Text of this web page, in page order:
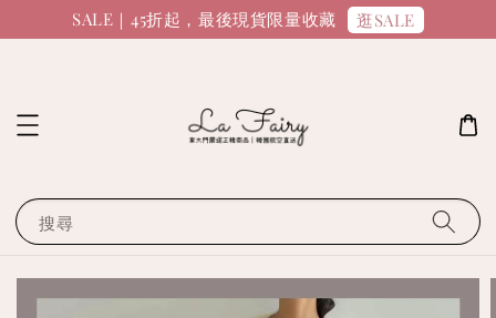
SALE｜45折起，最後現貨限量收藏 逛SALE
搜尋